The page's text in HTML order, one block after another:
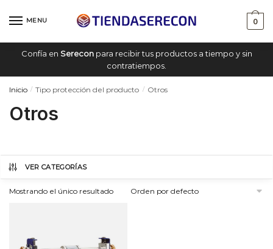
MENU 0
Confía en Sereconpara recibir tus productos a tiempo y sin
contratiempos.
Inicio / Tipo protección del producto / Otros
Otros
VER CATEGORÍAS
Mostrando el único resultado